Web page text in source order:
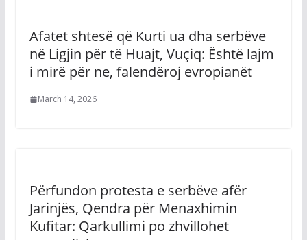
Afatet shtesë që Kurti ua dha serbëve
në Ligjin për të Huajt, Vuçiq: Është lajm
i mirë për ne, falendëroj evropianët
March 14, 2026
Përfundon protesta e serbëve afër
Jarinjës, Qendra për Menaxhimin
Kufitar: Qarkullimi po zhvillohet